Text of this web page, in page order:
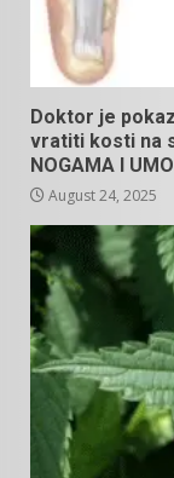
Doktor je
vratiti kosti na
NOGAMA I
August 24, 2025